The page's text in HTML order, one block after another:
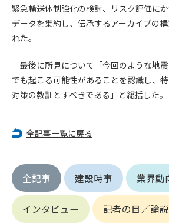
緊急輸送体制強化の検討、リスク評価に
データを集約し、伝承するアーカイブの
れた。
最後に所見について「今回のような地
でも起こる可能性があることを認識し、
対策の教訓とすべきである」と総括した。
全記事一覧に戻る
全記事 建設時事 業界動
インタビュー 記者の目／論説
第5条（IDおよびパスワードの管理）
1. 会員は申込の際に管理者が発行したID
その他形態を問わず、第三者に利用さ
ん。
3. 会員は、IDおよびパスワードの管理不十
1. 会員は建設資料館WEB上で以下の行為
す。
(1) 第三者または管理者の著作権、その他
る行為
(2) 第三者または管理者の財産、プライバ